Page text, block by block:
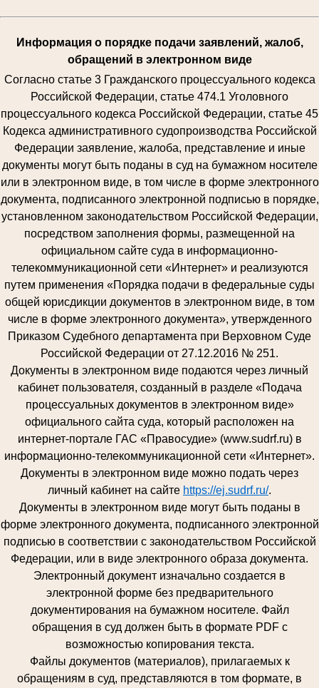
Информация о порядке подачи заявлений, жалоб,
обращений в электронном виде
Согласно статье 3 Гражданского процессуального кодекса
Российской Федерации, статье 474.1 Уголовного
процессуального кодекса Российской Федерации, статье 45
Кодекса административного судопроизводства Российской
Федерации заявление, жалоба, представление и иные
документы могут быть поданы в суд на бумажном носителе
или в электронном виде, в том числе в форме электронного
документа, подписанного электронной подписью в порядке,
установленном законодательством Российской Федерации,
посредством заполнения формы, размещенной на
официальном сайте суда в информационно-
телекоммуникационной сети «Интернет» и реализуются
путем применения «Порядка подачи в федеральные суды
общей юрисдикции документов в электронном виде, в том
числе в форме электронного документа», утвержденного
Приказом Судебного департамента при Верховном Суде
Российской Федерации от 27.12.2016 № 251.
Документы в электронном виде подаются через личный
кабинет пользователя, созданный в разделе «Подача
процессуальных документов в электронном виде»
официального сайта суда, который расположен на
интернет-портале ГАС «Правосудие» (www.sudrf.ru) в
информационно-телекоммуникационной сети «Интернет».
Документы в электронном виде можно подать через
личный кабинет на сайте https://ej.sudrf.ru/.
Документы в электронном виде могут быть поданы в
форме электронного документа, подписанного электронной
подписью в соответствии с законодательством Российской
Федерации, или в виде электронного образа документа.
Электронный документ изначально создается в
электронной форме без предварительного
документирования на бумажном носителе. Файл
обращения в суд должен быть в формате PDF с
возможностью копирования текста.
Файлы документов (материалов), прилагаемых к
обращениям в суд, представляются в том формате, в